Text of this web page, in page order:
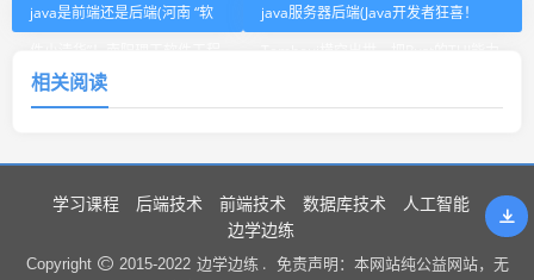
java是前端还是后端(河南 “软
有多强)
java服务器后端(Java开发者狂喜！
相关阅读
学习课程 后端技术 前端技术 数据库技术
人工智能
边学边练
Copyright 2015-2022 边学边练 .
免责声明：本网站纯公益网站，无